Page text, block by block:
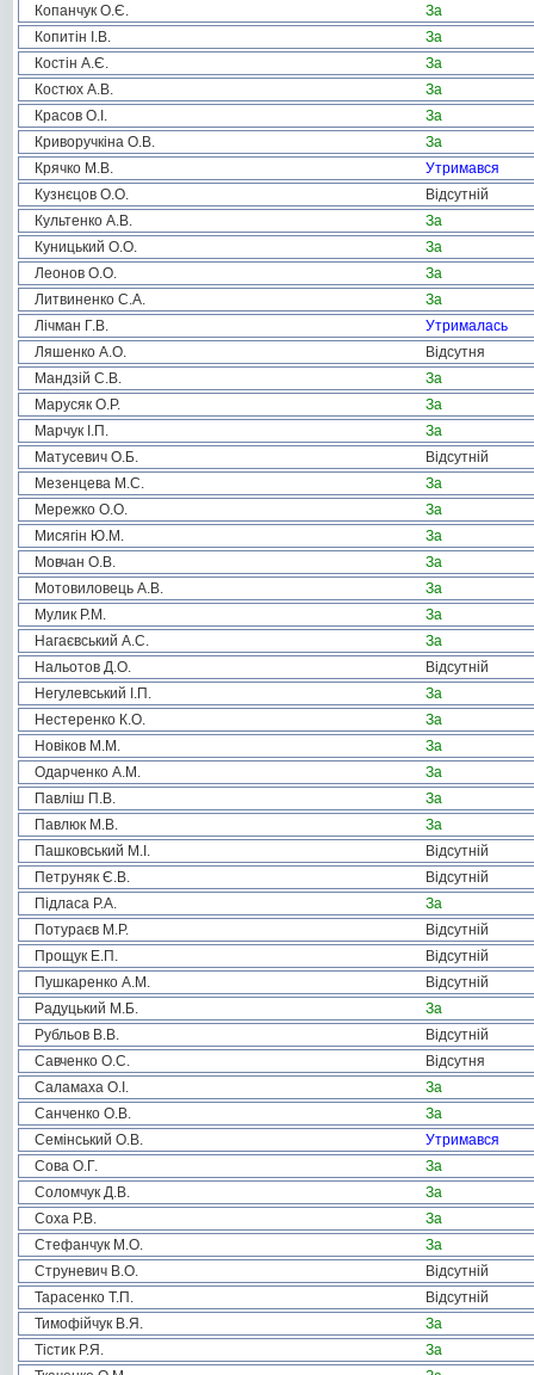
Копанчук О.Є.
За
Копитін І.В.
За
Костін А.Є.
За
Костюх А.В.
За
Красов О.І.
За
Криворучкіна О.В.
За
Крячко М.В.
Утримався
Кузнєцов О.О.
Відсутній
Культенко А.В.
За
Куницький О.О.
За
Леонов О.О.
За
Литвиненко С.А.
За
Лічман Г.В.
Утрималась
Ляшенко А.О.
Відсутня
Мандзій С.В.
За
Марусяк О.Р.
За
Марчук І.П.
За
Матусевич О.Б.
Відсутній
Мезенцева М.С.
За
Мережко О.О.
За
Мисягін Ю.М.
За
Мовчан О.В.
За
Мотовиловець А.В.
За
Мулик Р.М.
За
Нагаєвський А.С.
За
Нальотов Д.О.
Відсутній
Негулевський І.П.
За
Нестеренко К.О.
За
Новіков М.М.
За
Одарченко А.М.
За
Павліш П.В.
За
Павлюк М.В.
За
Пашковський М.І.
Відсутній
Петруняк Є.В.
Відсутній
Підласа Р.А.
За
Потураєв М.Р.
Відсутній
Прощук Е.П.
Відсутній
Пушкаренко А.М.
Відсутній
Радуцький М.Б.
За
Рубльов В.В.
Відсутній
Савченко О.С.
Відсутня
Саламаха О.І.
За
Санченко О.В.
За
Семінський О.В.
Утримався
Сова О.Г.
За
Соломчук Д.В.
За
Соха Р.В.
За
Стефанчук М.О.
За
Струневич В.О.
Відсутній
Тарасенко Т.П.
Відсутній
Тимофійчук В.Я.
За
Тістик Р.Я.
За